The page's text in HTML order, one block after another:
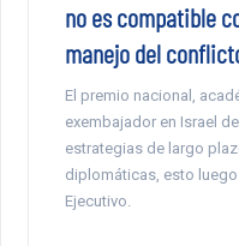
no es compatible
manejo del
El premio nacional,
exembajador en Israel
estrategias de largo
diplomáticas, esto
Ejecutivo.